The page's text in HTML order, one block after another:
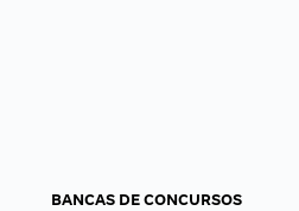
BANCAS DE CONCURSOS